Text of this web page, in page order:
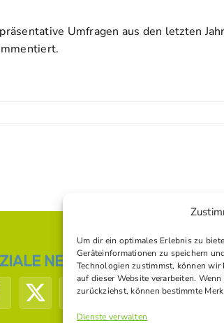
Um dir ein optimales Erlebnis zu
Geräteinformationen zu speichern
Technologien zustimmst, können wir
auf dieser Website verarbeiten.
zurückziehst, können bestimmte
Dienste verwalten
Umfragen aus den letzten
NETZWERKE